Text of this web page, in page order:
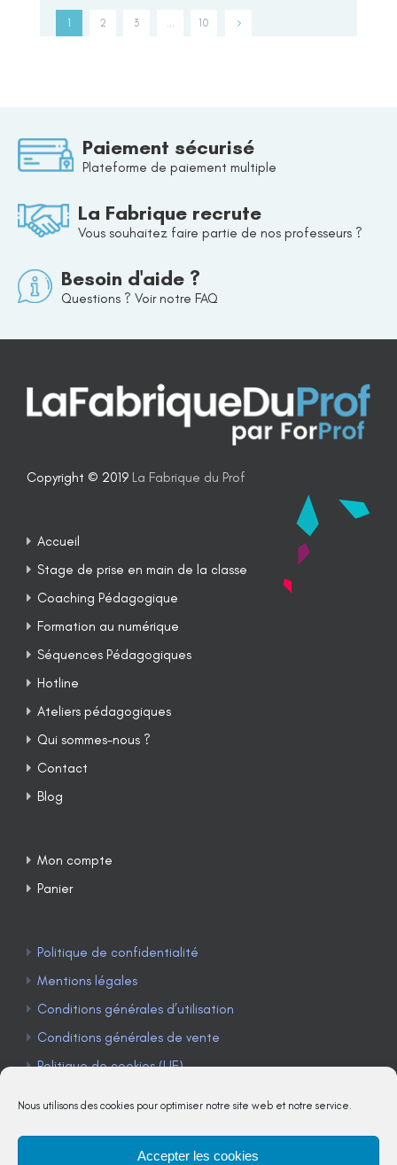
Nous utilisons des cookies pour optimiser notre site web et notre service.
Accepter les cookies
1 2 3 10
Paiement sécurisé
Plateforme de paiement multiple
La Fabrique recrute
Vous souhaitez faire partie de nos professeurs ?
Besoin d'aide ?
Questions ? Voir notre FAQ
Copyright © 2019 La Fabrique du Prof
Accueil
Stage de prise en main de la classe
Coaching Pédagogique
Formation au numérique
Séquences Pédagogiques
Hotline
Ateliers pédagogiques
Qui sommes-nous ?
Contact
Blog
Mon compte
Panier
Politique de confidentialité
Mentions légales
Conditions générales d’utilisation
Conditions générales de vente
Politique de cookies (UE)